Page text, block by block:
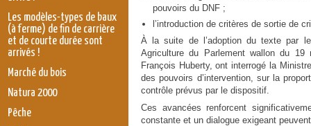
pouvoirs du DNF ;
l’introduction de critères de sortie de
À la suite de l’adoption du texte par
Agriculture du Parlement wallon du
François Huberty, ont interrogé la
des pouvoirs d’intervention, sur la
contrôle prévus par le dispositif.
Ces avancées renforcent
constante et un dialogue exigeant
Les modèles-types de baux
(à ferme) de fin de carrière
et de courte durée sont
arrivés !
Marché du bois
Natura 2000
Pêche